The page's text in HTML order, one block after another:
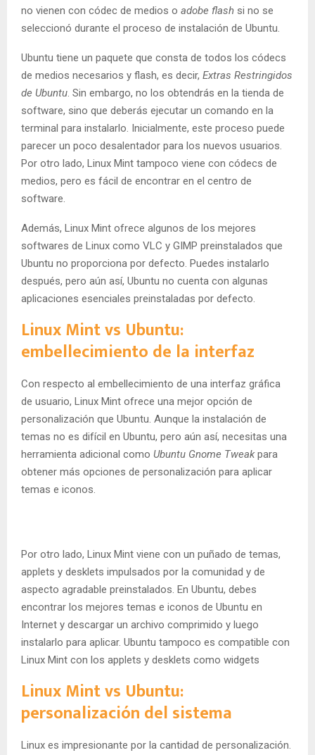
no vienen con códec de medios o adobe flash si no se
seleccionó durante el proceso de instalación de Ubuntu.
Ubuntu tiene un paquete que consta de todos los códecs
de medios necesarios y flash, es decir, Extras Restringidos
de Ubuntu. Sin embargo, no los obtendrás en la tienda de
software, sino que deberás ejecutar un comando en la
terminal para instalarlo. Inicialmente, este proceso puede
parecer un poco desalentador para los nuevos usuarios.
Por otro lado, Linux Mint tampoco viene con códecs de
medios, pero es fácil de encontrar en el centro de
software.
Además, Linux Mint ofrece algunos de los mejores
softwares de Linux como VLC y GIMP preinstalados que
Ubuntu no proporciona por defecto. Puedes instalarlo
después, pero aún así, Ubuntu no cuenta con algunas
aplicaciones esenciales preinstaladas por defecto.
Linux Mint vs Ubuntu:
embellecimiento de la interfaz
Con respecto al embellecimiento de una interfaz gráfica
de usuario, Linux Mint ofrece una mejor opción de
personalización que Ubuntu. Aunque la instalación de
temas no es difícil en Ubuntu, pero aún así, necesitas una
herramienta adicional como Ubuntu Gnome Tweakpara
obtener más opciones de personalización para aplicar
temas e iconos.
Por otro lado, Linux Mint viene con un puñado de temas,
applets y desklets impulsados por la comunidad y de
aspecto agradable preinstalados. En Ubuntu, debes
encontrar los mejores temas e iconos de Ubuntu en
Internet y descargar un archivo comprimido y luego
instalarlo para aplicar. Ubuntu tampoco es compatible con
Linux Mint con los applets y desklets como widgets
Linux Mint vs Ubuntu:
personalización del sistema
Linux es impresionante por la cantidad de personalización.